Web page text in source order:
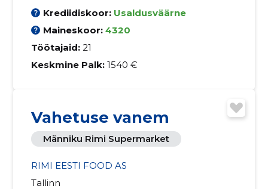
Krediidiskoor: Usaldusväärne
Maineskoor: 4320
Töötajaid: 21
Keskmine Palk: 1540 €
Vahetuse vanem
Männiku Rimi Supermarket
RIMI EESTI FOOD AS
Tallinn